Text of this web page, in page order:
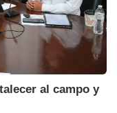
al campo y